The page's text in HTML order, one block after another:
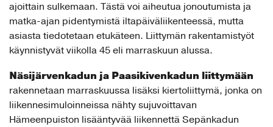
ajoittain sulkemaan. Tästä voi aiheutua jonoutumista ja
matka-ajan pidentymistä iltapäiväliikenteessä, mutta
asiasta tiedotetaan etukäteen. Liittymän rakentamistyöt
käynnistyvät viikolla 45 eli marraskuun alussa.
Näsijärvenkadun ja Paasikivenkadun liittymään
rakennetaan marraskuussa lisäksi kiertoliittymä, jonka on
liikennesimuloinneissa nähty sujuvoittavan
Hämeenpuiston lisääntyvää liikennettä Sepänkadun